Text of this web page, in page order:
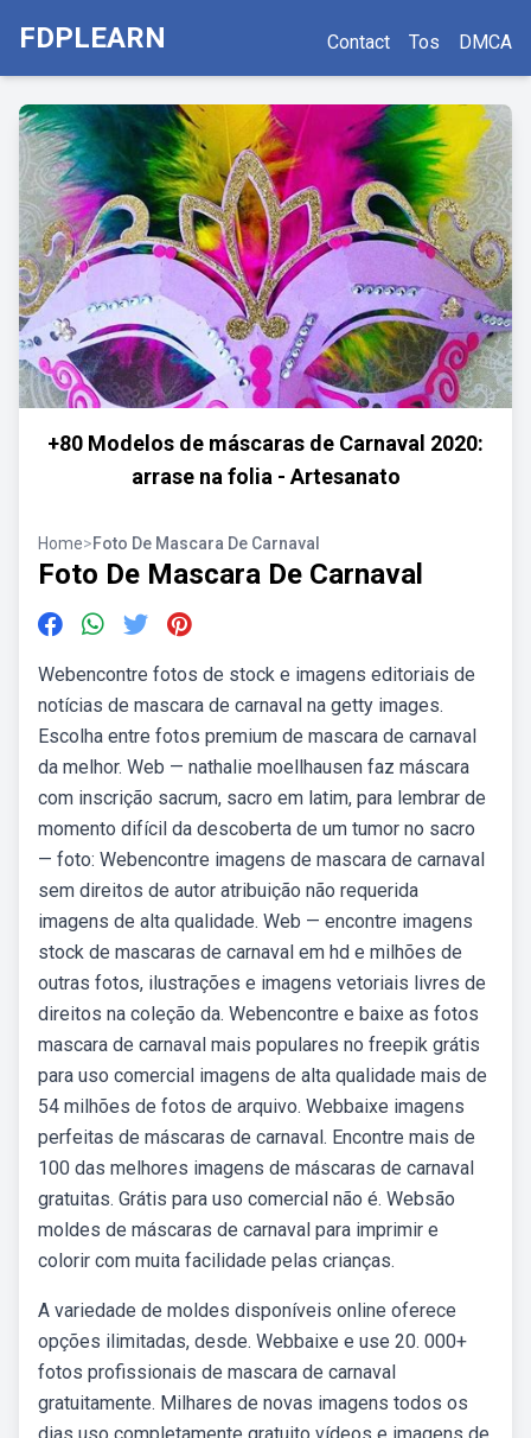
FDPLEARN Contact Tos DMCA
+80 Modelos de máscaras de Carnaval 2020:
arrase na folia - Artesanato
Home>Foto De Mascara De Carnaval
Foto De Mascara De Carnaval
Webencontre fotos de stock e imagens editoriais de
notícias de mascara de carnaval na getty images.
Escolha entre fotos premium de mascara de carnaval
da melhor. Web — nathalie moellhausen faz máscara
com inscrição sacrum, sacro em latim, para lembrar de
momento difícil da descoberta de um tumor no sacro
— foto: Webencontre imagens de mascara de carnaval
sem direitos de autor atribuição não requerida
imagens de alta qualidade. Web — encontre imagens
stock de mascaras de carnaval em hd e milhões de
outras fotos, ilustrações e imagens vetoriais livres de
direitos na coleção da. Webencontre e baixe as fotos
mascara de carnaval mais populares no freepik grátis
para uso comercial imagens de alta qualidade mais de
54 milhões de fotos de arquivo. Webbaixe imagens
perfeitas de máscaras de carnaval. Encontre mais de
100 das melhores imagens de máscaras de carnaval
gratuitas. Grátis para uso comercial não é. Websão
moldes de máscaras de carnaval para imprimir e
colorir com muita facilidade pelas crianças.
A variedade de moldes disponíveis online oferece
opções ilimitadas, desde. Webbaixe e use 20. 000+
fotos profissionais de mascara de carnaval
gratuitamente. Milhares de novas imagens todos os